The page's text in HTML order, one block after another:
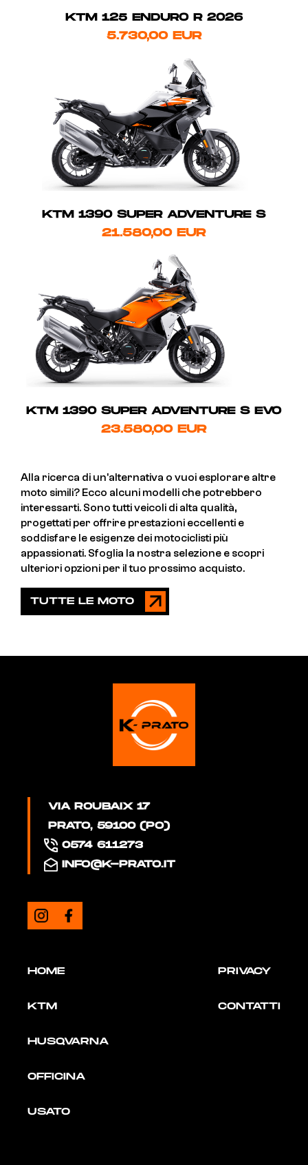
KTM 125 ENDURO R 2026
5.730,00 EUR
KTM 1390 SUPER ADVENTURE S
21.580,00 EUR
KTM 1390 SUPER ADVENTURE S EVO
23.580,00 EUR
Alla ricerca di un'alternativa o vuoi esplorare altre
moto simili? Ecco alcuni modelli che potrebbero
interessarti. Sono tutti veicoli di alta qualità,
progettati per offrire prestazioni eccellenti e
soddisfare le esigenze dei motociclisti più
appassionati. Sfoglia la nostra selezione e scopri
ulteriori opzioni per il tuo prossimo acquisto.
TUTTE LE MOTO
HOME
KTM
HUSQVARNA
OFFICINA
USATO
PRIVACY
CONTATTI
VIA ROUBAIX 17
PRATO, 59100 (PO)
0574 611273
INFO@K-PRATO.IT